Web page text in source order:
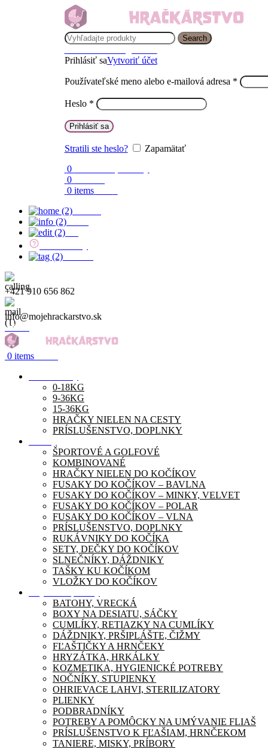
Search
Prihlásiť saVytvoriť účet
Používateľské meno alebo e-mailová adresa *
Heslo *
Prihlásiť sa
Stratili ste heslo?
Zapamätať
0
0
0 items
+421 910 656 862
info@mojehrackarstvo.sk
Menu
0 items
0-18KG
9-36KG
15-36KG
HRAČKY NIELEN NA CESTY
PRÍSLUŠENSTVO, DOPLNKY
ŠPORTOVÉ A GOLFOVÉ
KOMBINOVANÉ
HRAČKY NIELEN DO KOČÍKOV
FUSAKY DO KOČÍKOV – BAVLNA
FUSAKY DO KOČÍKOV – MINKY, VELVET
FUSAKY DO KOČÍKOV – POLAR
FUSAKY DO KOČÍKOV – VLNA
PRÍSLUŠENSTVO, DOPLNKY
RUKÁVNIKY DO KOČÍKA
SETY, DEČKY DO KOČÍKOV
SLNEČNÍKY, DÁŽDNIKY
TAŠKY KU KOČÍKOM
VLOŽKY DO KOČÍKOV
BATOHY, VRECKÁ
BOXY NA DESIATU, SÁČKY
CUMLÍKY, RETIAZKY NA CUMLÍKY
DÁŽDNIKY, PRŠIPLÁŠTE, ČIŽMY
FĽAŠTIČKY A HRNČEKY
HRYZÁTKA, HRKÁLKY
KOZMETIKA, HYGIENICKÉ POTREBY
NOČNÍKY, STUPIENKY
OHRIEVACE LAHVI, STERILIZATORY
PLIENKY
PODBRADNÍKY
POTREBY A POMÔCKY NA UMÝVANIE FLIAŠ
PRÍSLUŠENSTVO K FĽAŠIAM, HRNČEKOM
TANIERE, MISKY, PRÍBORY